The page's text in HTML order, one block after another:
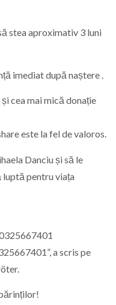
stea aproximativ 3 luni
imediat după naștere .
cea mai mică donație
este la fel de valoros.
Danciu și să le
luptă pentru viața
a scris pe